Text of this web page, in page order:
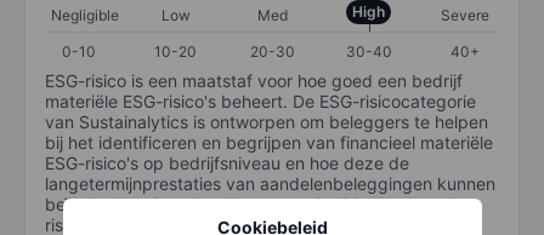
Cookiebeleid
Negligible Low Med High
Severe
0-10
10-20 20-30 30-40 40+
ESG-risico is een maatstaf voor hoe goed een bedrijf
materiële ESG-risico's beheert. De ESG-risicocategorie
van Sustainalytics is ontworpen om beleggers te helpen
bij het identificeren en begrijpen van financieel materiële
ESG-risico's op bedrijfsniveau en hoe deze de
langetermijnprestaties van aandelenbeleggingen kunnen
beïnvloeden. De schaal loopt van 0-100. Hoe lager het
risico, hoe beter (0 staat voor geen risico en 100 voor